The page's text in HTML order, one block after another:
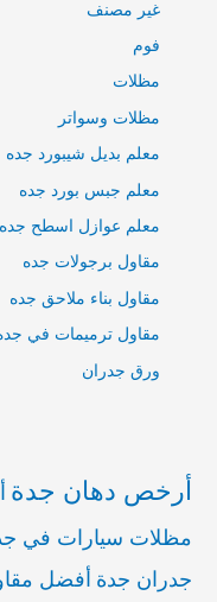
غير مصنف
فوم
مظلات
مظلات وسواتر
معلم بديل شيبورد جده
معلم جبس بورد جده
معلم عوازل اسطح جده
مقاول برجولات جده
مقاول بناء ملاحق جده
مقاول ترميمات في
ورق جدران
أرخص دهان جدة
مظلات سيارات في
جدران جدة أفضل